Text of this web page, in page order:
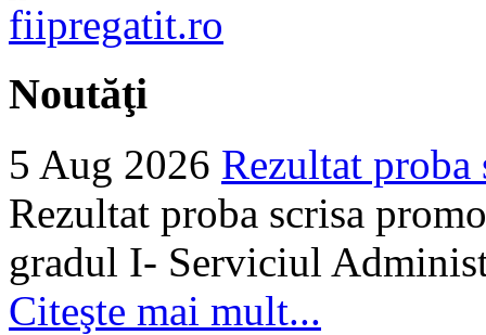
Noutăţi
5 Aug 2026 Rezultat proba
Rezultat proba scrisa
gradul I- Serviciul
Citeşte mai mult...